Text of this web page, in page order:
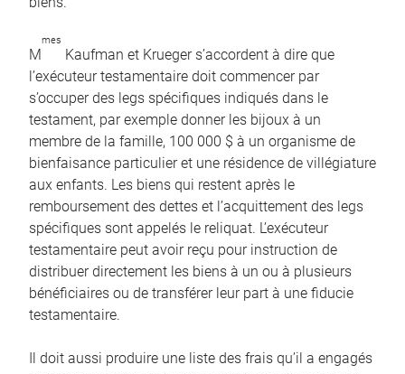
M
mes
Kaufman et Krueger s’accordent à dire que
l’exécuteur testamentaire doit commencer par
s’occuper des legs spécifiques indiqués dans le
testament, par exemple donner les bijoux à un
membre de la famille, 100 000 $ à un organisme de
bienfaisance particulier et une résidence de villégiature
aux enfants. Les biens qui restent après le
remboursement des dettes et l’acquittement des legs
spécifiques sont appelés le reliquat. L’exécuteur
testamentaire peut avoir reçu pour instruction de
distribuer directement les biens à un ou à plusieurs
bénéficiaires ou de transférer leur part à une fiducie
testamentaire.
Il doit aussi produire une liste des frais qu’il a engagés